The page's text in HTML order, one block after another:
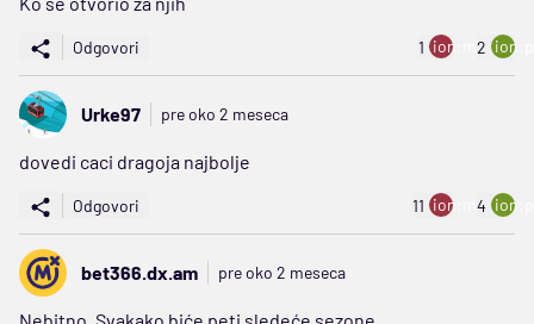
Odgovori 1 ion:minus
2
Urke97 pre oko 2 meseca
dovedi caci dragoja najbolje
Odgovori 11 ion:minus
4
bet366.dx.am pre oko 2 meseca